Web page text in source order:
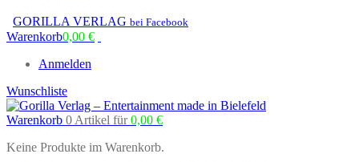
GORILLA VERLAG bei Facebook
Warenkorb0,00 €
Anmelden
Wunschliste
Warenkorb 0 Artikel für 0,00 €
Keine Produkte im Warenkorb.